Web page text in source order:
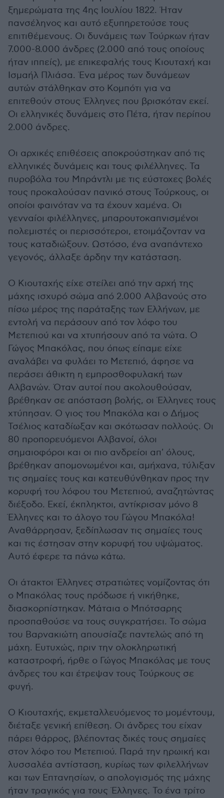
ξημερώματα της 4ης Ιουλίου 1822. Ήταν
πανσέληνος και αυτό εξυπηρετούσε τους
επιτιθέμενους. Οι δυνάμεις των Τούρκων ήταν
7.000-8.000 άνδρες (2.000 από τους οποίους
ήταν ιππείς), με επικεφαλής τους Κιουταχή και
Ισμαήλ Πλιάσα. Ένα μέρος των δυνάμεων
αυτών στάλθηκαν στο Κομπότι για να
επιτεθούν στους Έλληνες που βρισκόταν εκεί.
Οι ελληνικές δυνάμεις στο Πέτα, ήταν περίπου
2.000 άνδρες.
Οι αρχικές επιθέσεις αποκρούστηκαν από τις
ελληνικές δυνάμεις και τους φιλέλληνες. Τα
πυροβόλα του Μπράντλι με τις εύστοχες βολές
τους προκαλούσαν πανικό στους Τούρκους, οι
οποίοι φαινόταν να τα έχουν χαμένα. Οι
γενναίοι φιλέλληνες, μπαρουτοκαπνισμένοι
πολεμιστές οι περισσότεροι, ετοιμάζονταν να
τους καταδιώξουν. Ωστόσο, ένα αναπάντεχο
γεγονός, άλλαξε άρδην την κατάσταση.
Ο Κιουταχής είχε στείλει από την αρχή της
μάχης ισχυρό σώμα από 2.000 Αλβανούς στο
πίσω μέρος της παράταξης των Ελλήνων, με
εντολή να περάσουν από τον λόφο του
Μετεπιού και να χτυπήσουν από τα νώτα. Ο
Γώγος Μπακόλας, που όπως είπαμε είχε
αναλάβει να φυλάει το Μετεπιό, άφησε να
περάσει άθικτη η εμπροσθοφυλακή των
Αλβανών. Όταν αυτοί που ακολουθούσαν,
βρέθηκαν σε απόσταση βολής, οι Έλληνες τους
χτύπησαν. Ο γιος του Μπακόλα και ο Δήμος
Τσέλιος καταδίωξαν και σκότωσαν πολλούς. Οι
80 προπορευόμενοι Αλβανοί, όλοι
σημαιοφόροι και οι πιο ανδρείοι απ' όλους,
βρέθηκαν απομονωμένοι και, αμήχανα, τύλιξαν
τις σημαίες τους και κατευθύνθηκαν προς την
κορυφή του λόφου του Μετεπιού, αναζητώντας
διέξοδο. Εκεί, έκπληκτοι, αντίκρισαν μόνο 8
Έλληνες και το άλογο του Γώγου Μπακόλα!
Αναθάρρησαν, ξεδίπλωσαν τις σημαίες τους
και τις έστησαν στην κορυφή του υψώματος.
Αυτό έφερε τα πάνω κάτω.
Οι άτακτοι Έλληνες στρατιώτες νομίζοντας ότι
ο Μπακόλας τους πρόδωσε ή νικήθηκε,
διασκορπίστηκαν. Μάταια ο Μπότσαρης
προσπαθούσε να τους συγκρατήσει. Το σώμα
του Βαρνακιώτη απουσίαζε παντελώς από τη
μάχη. Ευτυχώς, πριν την ολοκληρωτική
καταστροφή, ήρθε ο Γώγος Μπακόλας με τους
άνδρες του και έτρεψαν τους Τούρκους σε
φυγή.
Ο Κιουταχής, εκμεταλλευόμενος το μομέντουμ,
διέταξε γενική επίθεση. Οι άνδρες του είχαν
πάρει θάρρος, βλέποντας δικές τους σημαίες
στον λόφο του Μετεπιού. Παρά την ηρωική και
λυσσαλέα αντίσταση, κυρίως των φιλελλήνων
και των Επτανησίων, ο απολογισμός της μάχης
ήταν τραγικός για τους Έλληνες. Το ένα τρίτο